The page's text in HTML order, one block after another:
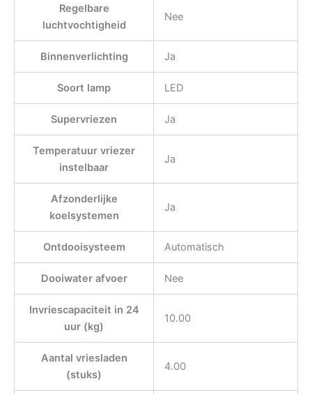
Regelbare
luchtvochtigheid
Nee
Binnenverlichting Ja
Soort lamp LED
Supervriezen Ja
Temperatuur vriezer
instelbaar
Ja
Afzonderlijke
koelsystemen
Ja
Ontdooisysteem Automatisch
Dooiwater afvoer Nee
Invriescapaciteit in 24
uur (kg)
10.00
Aantal vriesladen
(stuks)
4.00